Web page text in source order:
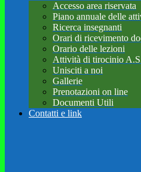
Accesso area riservata
Piano annuale delle
Ricerca insegnanti
Orari di ricevimento
Orario delle lezioni
Attività di tirocinio
Unisciti a noi
Gallerie
Prenotazioni on line
Documenti Utili
Contatti e link